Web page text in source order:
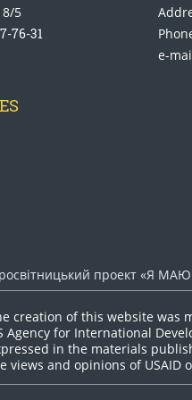
5
76-31
e-
проект «Я
creation of this website was
Agency for International
in the materials
views and opinions of USAID